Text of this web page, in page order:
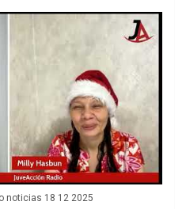
noticias 18 12 2025